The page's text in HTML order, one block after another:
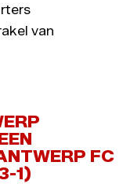
van
FC
1)